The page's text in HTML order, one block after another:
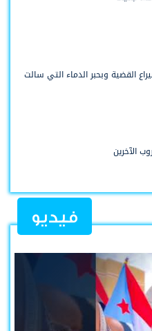
القضية وبحبر الدماء التي سالت
الآخرين
فيديو